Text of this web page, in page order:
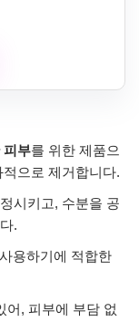
피부를 위한 제품으
으로 제거합니다.
시키고, 수분을 공
.
용하기에 적합한
어, 피부에 부담 없